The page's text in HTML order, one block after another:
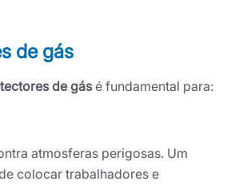
de gás
de gásé fundamental para:
atmosferas perigosas. Um
colocar trabalhadores e